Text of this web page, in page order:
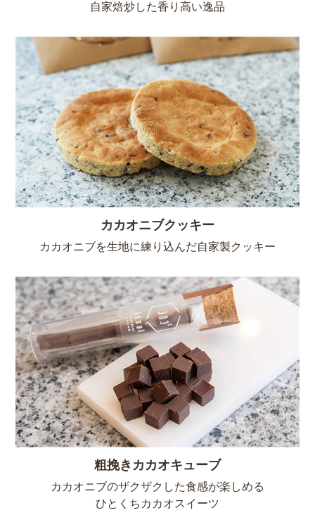
自家焙炒した香り高い逸品
カカオニブクッキー
カカオニブを生地に練り込んだ自家製クッキー
粗挽きカカオキューブ
カカオニブのザクザクした食感が楽しめる
ひとくちカカオスイーツ